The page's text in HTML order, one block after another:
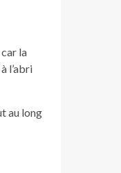
car la
l’abri
au long